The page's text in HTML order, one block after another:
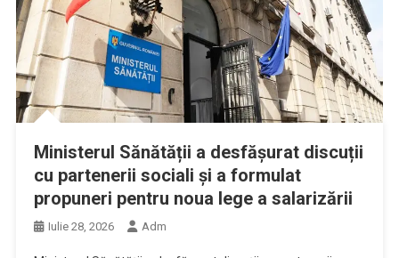
Ministerul Sănătății a desfășurat discuții
cu partenerii sociali și a formulat
propuneri pentru noua lege a salarizării
Iulie 28, 2026 Adm